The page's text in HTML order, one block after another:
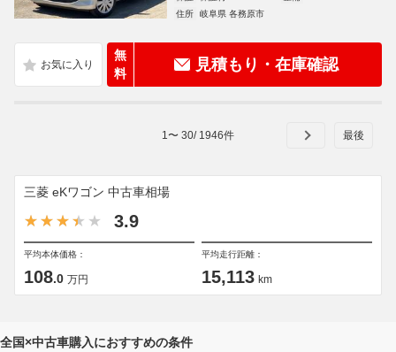
住所
岐阜県 各務原市
無
料
見積もり・在庫確認
1 〜 30/ 1946件
三菱 eKワゴン 中古車相場
3.9
平均本体価格：
108.0 万円
平均走行距離：
15,113 km
全国×中古車購入におすすめの条件